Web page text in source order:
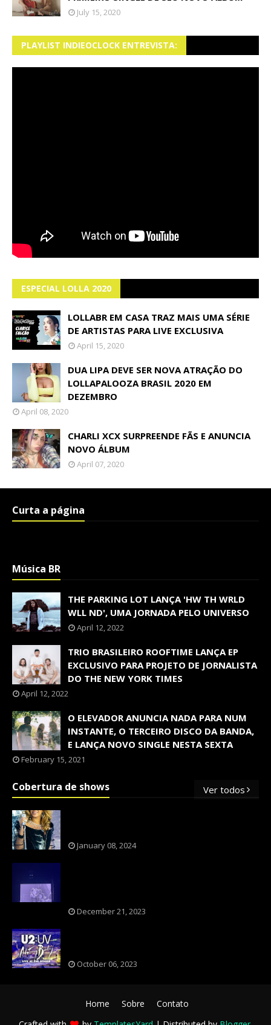
July 15, 2020
PLAYLIST INDIEOCLOCK ENTREVISTA:
ESPECIAL LOLLA 2020
LOLLABR EM CASA TRAZ MAIS UMA SÉRIE
DE ARTISTAS PARA LIVE EXCLUSIVA
April 15, 2020
DUA LIPA DEVE SER NOVA ATRAÇÃO DO
LOLLAPALOOZA BRASIL 2020 EM
DEZEMBRO
April 08, 2020
CHARLI XCX SURPREENDE FÃS E ANUNCIA
NOVO ÁLBUM
April 07, 2020
Curta a página
Música BR
THE PARKING LOT LANÇA 'HW TH WRLD
WLL ND', UMA JORNADA PELO UNIVERSO
April 12, 2022
TRIO BRASILEIRO ROOFTIME LANÇA EP
EXCLUSIVO PARA PROJETO DE JORNALISTA
DO THE NEW YORK TIMES
April 12, 2022
O ELEVADOR ANUNCIA NADA PARA NUM
INSTANTE, O TERCEIRO DISCO DA BANDA,
E LANÇA NOVO SINGLE NESTA SEXTA
February 15, 2021
Cobertura de shows Ver todos
January 08, 2024
December 21, 2023
October 06, 2023
Home Sobre
Contato